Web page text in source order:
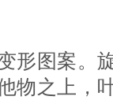
形图案。
物之上，